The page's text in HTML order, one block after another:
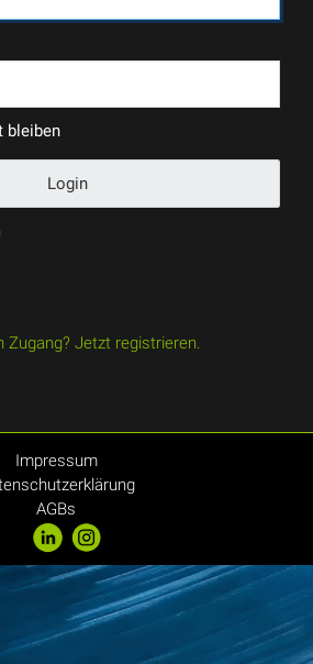
bleiben
Login
Zugang? Jetzt registrieren.
Impressum
AGBs